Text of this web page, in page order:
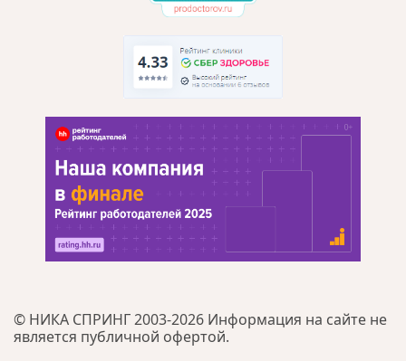
© НИКА СПРИНГ 2003-2026 Информация на сайте не
является публичной офертой.